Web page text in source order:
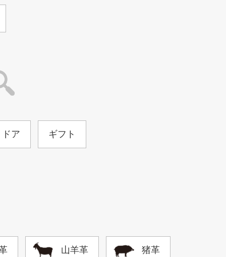
ア ギフト
山羊革 猪革